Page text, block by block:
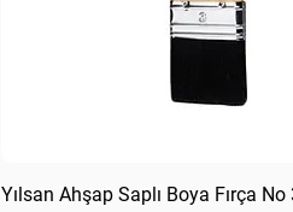
Yılsan Ahşap Saplı Boya Fırça